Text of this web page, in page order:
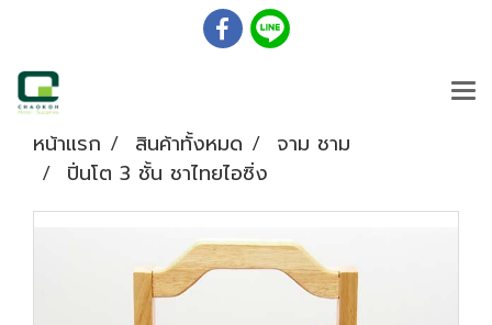
หน้าแรก สินค้าทั้งหมด
จาม ชาม
ปิ่นโต 3 ชั้น ชาไทยไอซิ่ง